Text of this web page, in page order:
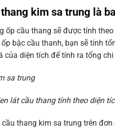
kim sa trung là
ốp cầu thang sẽ được tính
bậc cầu thanh, bạn sẽ tính
của diện tích để tính ra tổng
lát cầu thang tính theo diện
thang kim sa trung trên